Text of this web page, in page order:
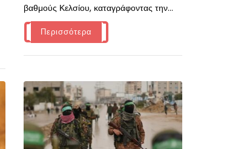
βαθμούς Κελσίου, καταγράφοντας την...
Περισσότερα